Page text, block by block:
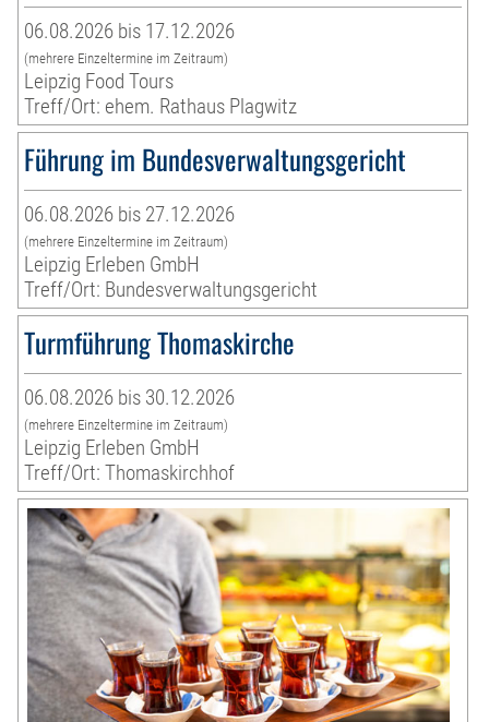
06.08.2026 bis 17.12.2026
(mehrere Einzeltermine im Zeitraum)
Leipzig Food Tours
Treff/Ort: ehem. Rathaus Plagwitz
Führung im Bundesverwaltungsgericht
06.08.2026 bis 27.12.2026
(mehrere Einzeltermine im Zeitraum)
Leipzig Erleben GmbH
Treff/Ort: Bundesverwaltungsgericht
Turmführung Thomaskirche
06.08.2026 bis 30.12.2026
(mehrere Einzeltermine im Zeitraum)
Leipzig Erleben GmbH
Treff/Ort: Thomaskirchhof